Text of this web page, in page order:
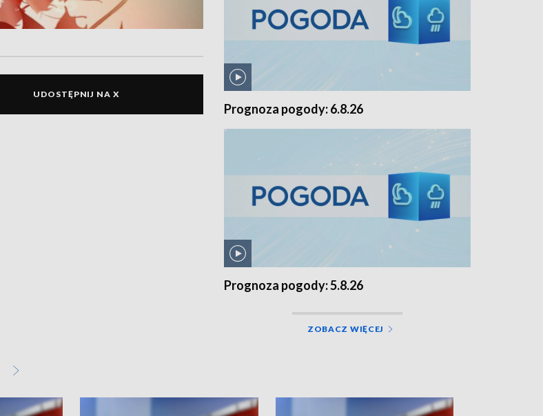
UDOSTĘPNIJ NA X
Prognoza pogody: 6.8.26
Prognoza pogody: 5.8.26
ZOBACZ WIĘCEJ